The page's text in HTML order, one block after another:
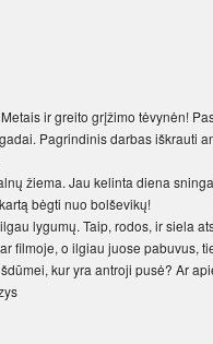
ir greito grįžimo tėvynėn!
Pagrindinis darbas iškrauti
žiema. Jau kelinta diena
bėgti nuo bolševikų!
lygumų. Taip, rodos, ir siela
filmoje, o ilgiau juose pabuvus,
kur yra antroji pusė? Ar